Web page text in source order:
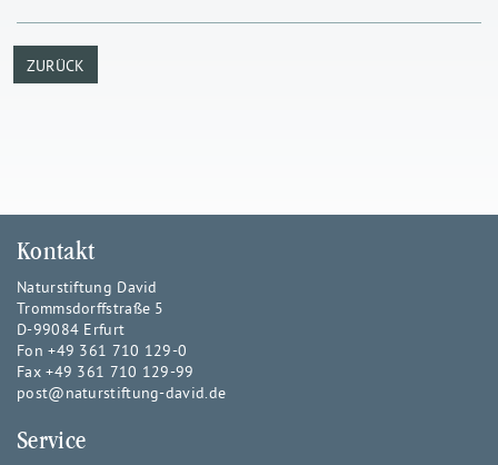
ZURÜCK
Kontakt
Naturstiftung David
Trommsdorffstraße 5
D-99084 Erfurt
Fon +49 361 710 129-0
Fax +49 361 710 129-99
post@naturstiftung-david.de
Service